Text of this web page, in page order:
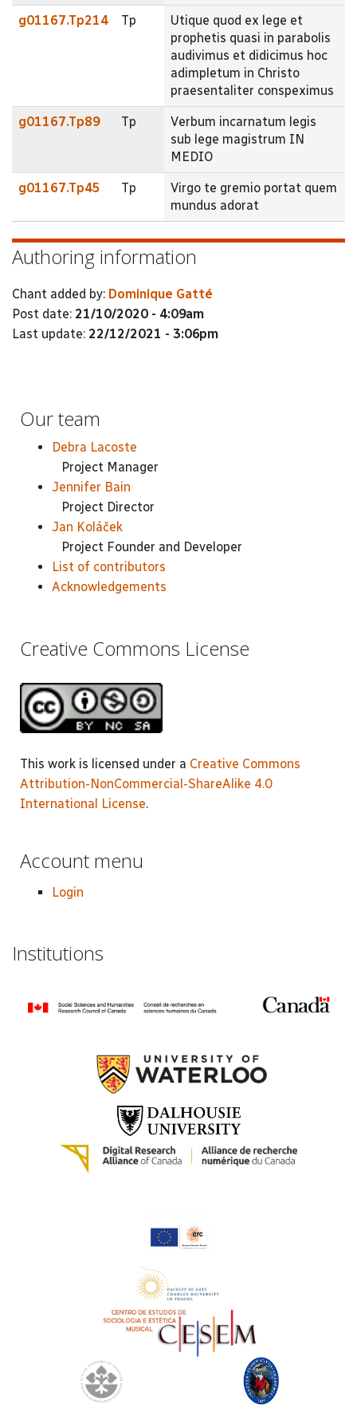
g01167.Tp214 Tp
Utique quod ex lege et
prophetis quasi in parabolis
audivimus et didicimus hoc
adimpletum in Christo
praesentaliter conspeximus
g01167.Tp89 Tp
Verbum incarnatum legis
sub lege magistrum IN
MEDIO
g01167.Tp45 Tp
Virgo te gremio portat quem
mundus adorat
Authoring information
Chant added by: Dominique Gatté
Post date: 21/10/2020 - 4:09am
Last update: 22/12/2021 - 3:06pm
Our team
Debra Lacoste
Project Manager
Jennifer Bain
Project Director
Jan Koláček
Project Founder and Developer
List of contributors
Acknowledgements
Creative Commons License
This work is licensed under a Creative Commons
Attribution-NonCommercial-ShareAlike 4.0
International License.
Account menu
Login
Institutions